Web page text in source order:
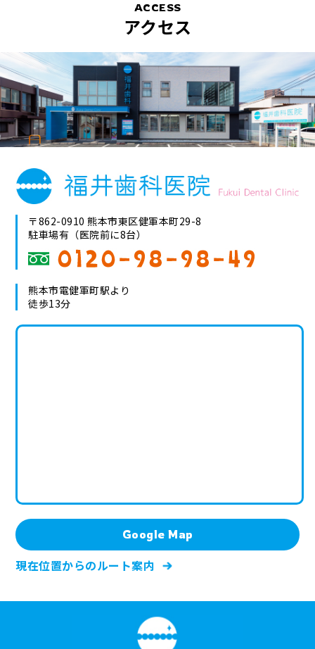
ACCESS
アクセス
〒862-0910 熊本市東区健軍本町29-8
駐車場有（医院前に8台）
熊本市電健軍町駅より
徒歩13分
Google Map
現在位置からのルート案内